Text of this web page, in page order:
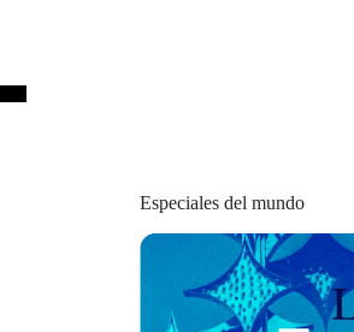
Especiales del mundo